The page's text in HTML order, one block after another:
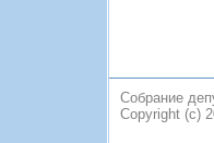
Собрание
Copyright (c)